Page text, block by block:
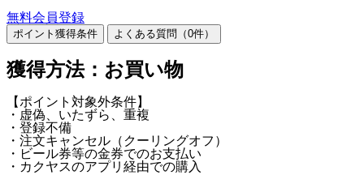
無料会員登録
ポイント獲得条件 よくある質問（0件）
獲得方法：お買い物
【ポイント対象外条件】
・虚偽、いたずら、重複
・登録不備
・注文キャンセル（クーリングオフ）
・ビール券等の金券でのお支払い
・カクヤスのアプリ経由での購入